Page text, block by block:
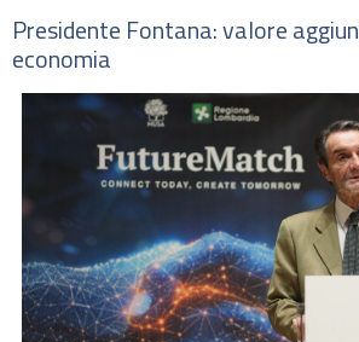
Presidente Fontana: valore
economia